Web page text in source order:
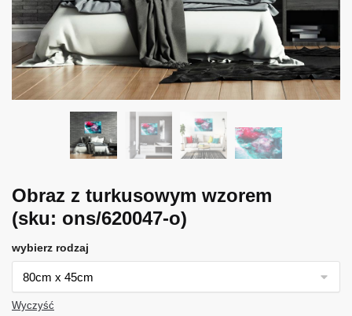
Obraz z turkusowym wzorem
(sku: ons/620047-o)
wybierz rodzaj
Wyczyść